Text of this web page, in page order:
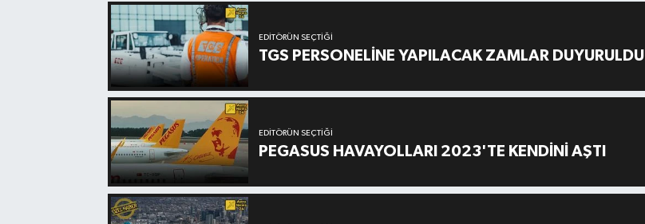
EDITÖRÜN SEÇTIĞI
TGS PERSONELİNE YAPILACAK ZAMLAR DUYURULDU
EDITÖRÜN SEÇTIĞI
PEGASUS HAVAYOLLARI 2023'TE KENDİNİ AŞTI